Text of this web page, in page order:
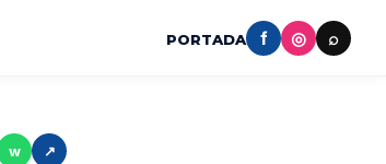
PORTADA f ◎ ⌕
w ↗